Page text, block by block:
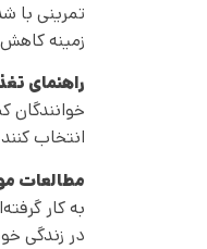
زمینه
راهنمای
خوانندگان
انتخاب
مطالعات
به کار
در زندگی